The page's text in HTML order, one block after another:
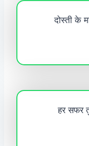
दोस्ती के
हर सफर